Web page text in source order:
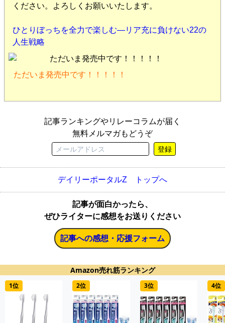
ください。よろしくお願いいたします。
ひとりぼっちを全力で楽しむ—リア充に負けない22の
人生戦略
ただいま発売中です！！！！！
記事ランキングやリレーコラムが届く
無料メルマガもどうぞ
登録
デイリーポータルZ トップへ
記事が面白かったら、
ぜひライターに感想をお送りください
記事への感想・応援フォーム
Amazon売れ筋ランキング
1位 2位 3位 4位